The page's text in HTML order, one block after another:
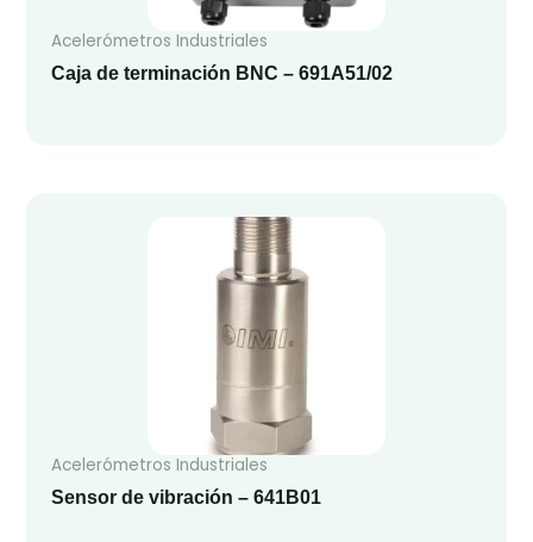
Acelerómetros Industriales
Caja de terminación BNC – 691A51/02
Acelerómetros Industriales
Sensor de vibración – 641B01